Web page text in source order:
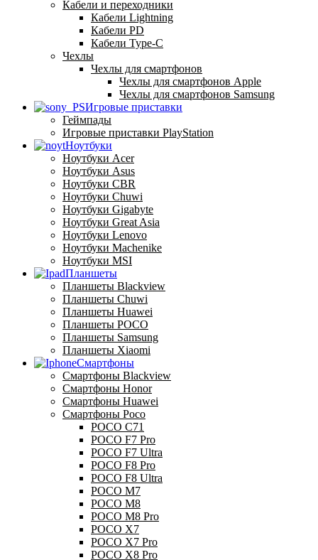
Кабели и переходники
Кабели Lightning
Кабели PD
Кабели Type-C
Чехлы
Чехлы для смартфонов
Чехлы для смартфонов Apple
Чехлы для смартфонов Samsung
Игровые приставки
Геймпады
Игровые приставки PlayStation
Ноутбуки
Ноутбуки Acer
Ноутбуки Asus
Ноутбуки CBR
Ноутбуки Chuwi
Ноутбуки Gigabyte
Ноутбуки Great Asia
Ноутбуки Lenovo
Ноутбуки Machenike
Ноутбуки MSI
Планшеты
Планшеты Blackview
Планшеты Chuwi
Планшеты Huawei
Планшеты POCO
Планшеты Samsung
Планшеты Xiaomi
Смартфоны
Смартфоны Blackview
Смартфоны Honor
Смартфоны Huawei
Смартфоны Poco
POCO C71
POCO F7 Pro
POCO F7 Ultra
POCO F8 Pro
POCO F8 Ultra
POCO M7
POCO M8
POCO M8 Pro
POCO X7
POCO X7 Pro
POCO X8 Pro